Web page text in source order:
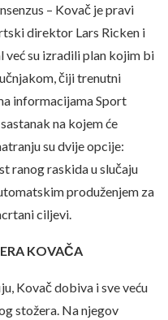
– Kovač je pravi
direktor Lars Ricken i
već su izradili plan kojim bi
čiji trenutni
informacijama Sport
na kojem će
su dvije opcije:
ranog raskida u slučaju
produženjem za
ciljevi.
KOVAČA
Kovač dobiva i sve veću
stožera. Na njegov